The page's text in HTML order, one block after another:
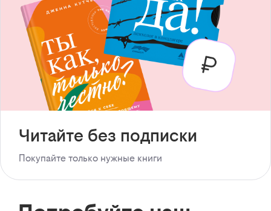
Читайте без подписки
Покупайте только нужные книги